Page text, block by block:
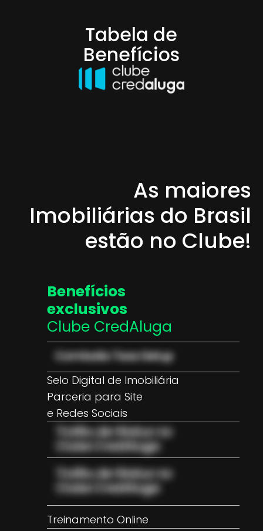
As maiores
Imobiliárias do Brasil
estão no Clube!
Tabela de
Benefícios
Benefícios
exclusivos
Clube CredAluga
Selo Digital de Imobiliária
Parceria para Site
e Redes Sociais
Treinamento Online